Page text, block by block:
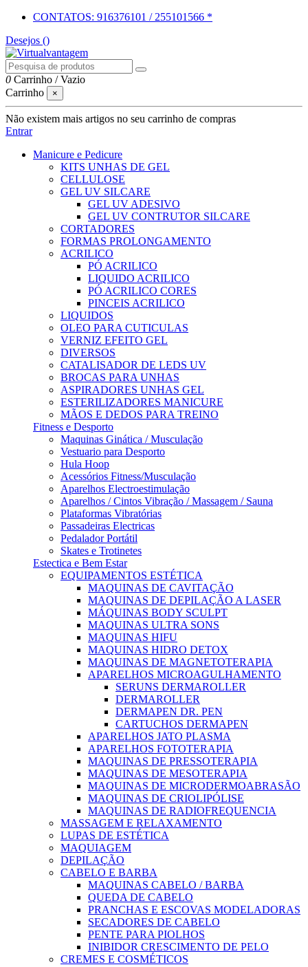
CONTATOS: 916376101 / 255101566 *
Desejos ()
0 Carrinho /Vazio
Carrinho
×
Não existem mais artigos no seu carrinho de compras
Entrar
Manicure e Pedicure
KITS UNHAS DE GEL
CELLULOSE
GEL UV SILCARE
GEL UV ADESIVO
GEL UV CONTRUTOR SILCARE
CORTADORES
FORMAS PROLONGAMENTO
ACRILICO
PÓ ACRILICO
LIQUIDO ACRILICO
PÓ ACRILICO CORES
PINCEIS ACRILICO
LIQUIDOS
OLEO PARA CUTICULAS
VERNIZ EFEITO GEL
DIVERSOS
CATALISADOR DE LEDS UV
BROCAS PARA UNHAS
ASPIRADORES UNHAS GEL
ESTERILIZADORES MANICURE
MÃOS E DEDOS PARA TREINO
Fitness e Desporto
Maquinas Ginática / Musculação
Vestuario para Desporto
Hula Hoop
Acessórios Fitness/Musculação
Aparelhos Electroestimulação
Aparelhos / Cintos Vibração / Massagem / Sauna
Plataformas Vibratórias
Passadeiras Electricas
Pedalador Portátil
Skates e Trotinetes
Estectica e Bem Estar
EQUIPAMENTOS ESTÉTICA
MAQUINAS DE CAVITAÇÃO
MAQUINAS DE DEPILAÇÃO A LASER
MÁQUINAS BODY SCULPT
MAQUINAS ULTRA SONS
MAQUINAS HIFU
MAQUINAS HIDRO DETOX
MAQUINAS DE MAGNETOTERAPIA
APARELHOS MICROAGULHAMENTO
SERUNS DERMAROLLER
DERMAROLLER
DERMAPEN DR. PEN
CARTUCHOS DERMAPEN
APARELHOS JATO PLASMA
APARELHOS FOTOTERAPIA
MAQUINAS DE PRESSOTERAPIA
MAQUINAS DE MESOTERAPIA
MAQUINAS DE MICRODERMOABRASÃO
MAQUINAS DE CRIOLIPÓLISE
MAQUINAS DE RADIOFREQUENCIA
MASSAGEM E RELAXAMENTO
LUPAS DE ESTÉTICA
MAQUIAGEM
DEPILAÇÃO
CABELO E BARBA
MAQUINAS CABELO / BARBA
QUEDA DE CABELO
PRANCHAS E ESCOVAS MODELADORAS
SECADORES DE CABELO
PENTE PARA PIOLHOS
INIBIDOR CRESCIMENTO DE PELO
CREMES E COSMÉTICOS